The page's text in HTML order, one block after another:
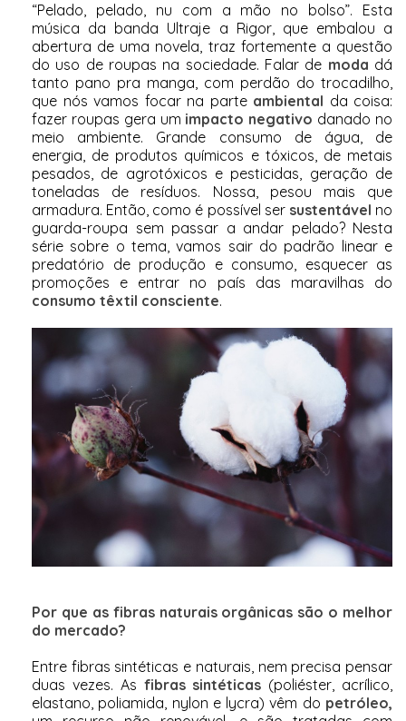
“Pelado, pelado, nu com a mão no bolso”. Esta
música da banda Ultraje a Rigor, que embalou a
abertura de uma novela, traz fortemente a questão
do uso de roupas na sociedade. Falar de moda dá
tanto pano pra manga, com perdão do trocadilho,
que nós vamos focar na parte ambiental da coisa:
fazer roupas gera um impacto negativo danado no
meio ambiente. Grande consumo de água, de
energia, de produtos químicos e tóxicos, de metais
pesados, de agrotóxicos e pesticidas, geração de
toneladas de resíduos. Nossa, pesou mais que
armadura. Então, como é possível ser sustentável no
guarda-roupa sem passar a andar pelado? Nesta
série sobre o tema, vamos sair do padrão linear e
predatório de produção e consumo, esquecer as
promoções e entrar no país das maravilhas do
consumo têxtil consciente.
Por que as fibras naturais orgânicas são o melhor
do mercado?
Entre fibras sintéticas e naturais, nem precisa pensar
duas vezes. As fibras sintéticas (poliéster, acrílico,
elastano, poliamida, nylon e lycra) vêm do petróleo,